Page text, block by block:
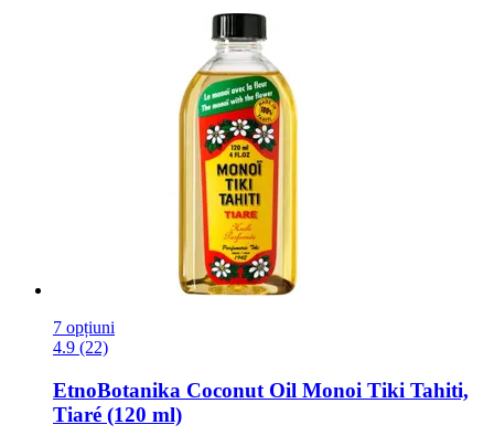
7 opțiuni
4.9 (22)
EtnoBotanika Coconut Oil Monoi Tiki Tahiti,
Tiaré (120 ml)